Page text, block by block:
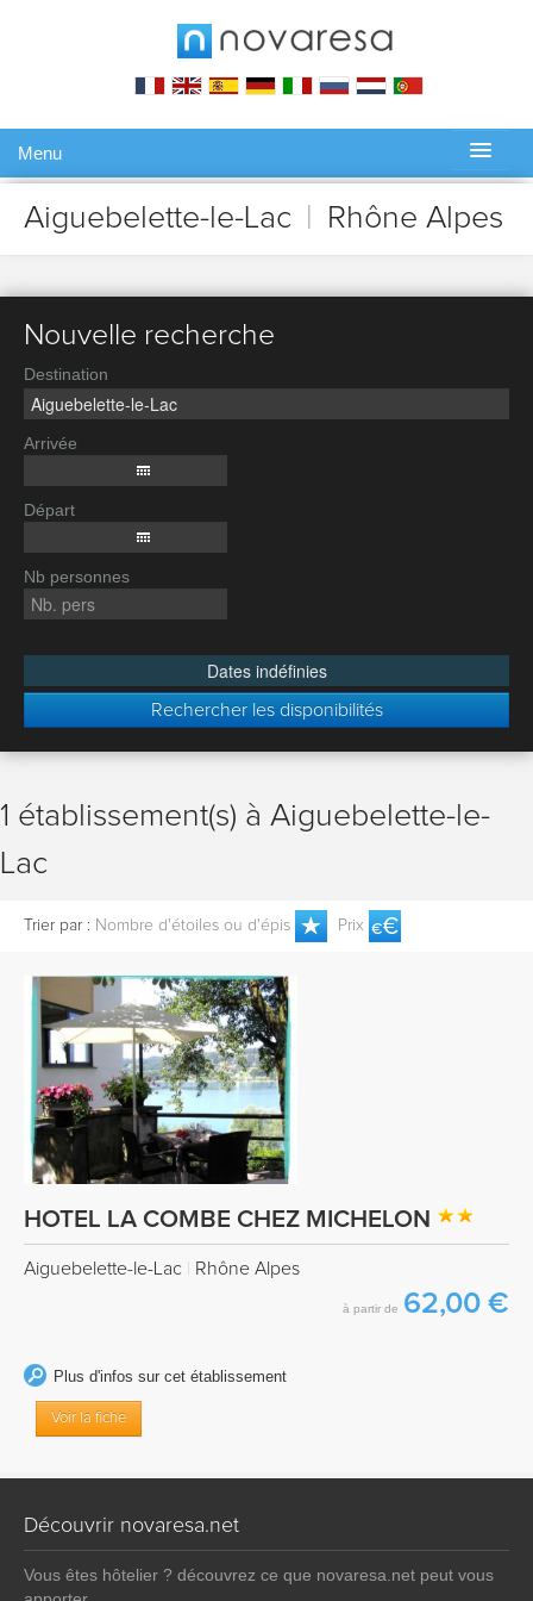
Menu
Gérer ma réservation
Aiguebelette-le-Lac Rhône Alpes
Nouvelle recherche
Destination
Arrivée
Départ
Nb personnes
Dates indéfinies
Rechercher les disponibilités
1 établissement(s) à Aiguebelette-le-
Lac
Trier par : Nombre d'étoiles ou d'épis Prix
HOTEL LA COMBE CHEZ MICHELON
Aiguebelette-le-Lac Rhône Alpes
à partir de 62,00 €
Plus d'infos sur cet établissement
Voir la fiche
Découvrir novaresa.net
Vous êtes hôtelier ? découvrez ce que novaresa.net peut vous